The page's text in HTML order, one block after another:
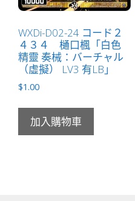
WXDi-D02-24 コード２
４３４ 樋口楓「白色
精靈 奏械：バーチャル
（虛擬） LV3 有LB」
$1.00
加入購物車